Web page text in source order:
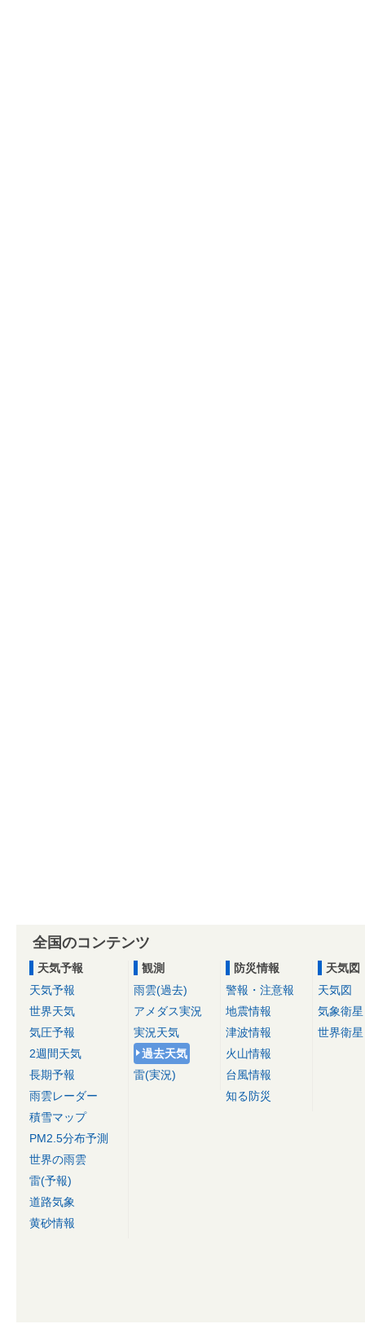
全国のコンテンツ
天気予報
天気予報
世界天気
気圧予報
2週間天気
長期予報
雨雲レーダー
積雪マップ
PM2.5分布予測
世界の雨雲
雷(予報)
道路気象
黄砂情報
観測
雨雲(過去)
アメダス実況
実況天気
過去天気
雷(実況)
防災情報
警報・注意報
地震情報
津波情報
火山情報
台風情報
知る防災
天気図
天気図
気象衛星
世界衛星